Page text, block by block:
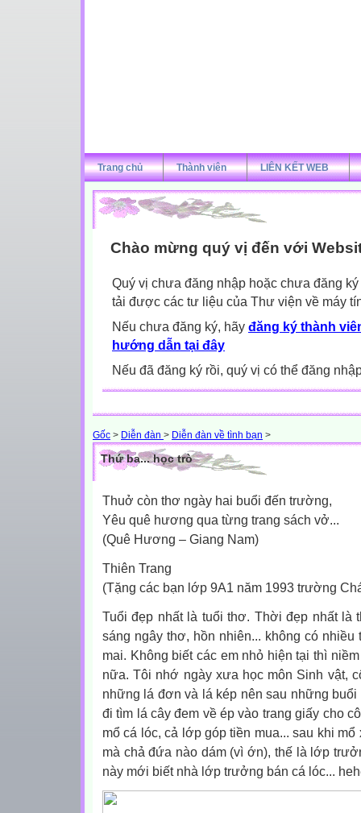
Trang chủ Thành viên LIÊN KẾT WEB
Chào mừng quý vị đến với
Quý vị chưa đăng nhập hoặc chưa đăng
tải được các tư liệu của Thư viện về máy
Nếu chưa đăng ký, hãy đăng ký thành
hướng dẫn tại đây
Nếu đã đăng ký rồi, quý vị có thể đăng
Gốc > Diễn đàn > Diễn đàn về tình bạn >
Thứ ba... học trò
Thuở còn thơ ngày hai buổi đến trường,
Yêu quê hương qua từng trang sách vở...
(Quê Hương – Giang Nam)
Thiên Trang
(Tặng các bạn lớp 9A1 năm 1993 trường
Tuổi đẹp nhất là tuổi thơ. Thời đẹp nhất là
sáng ngây thơ, hồn nhiên... không có nhiều
mai. Không biết các em nhỏ hiện tại thì
nữa. Tôi nhớ ngày xưa học môn Sinh vật,
những lá đơn và lá kép nên sau những
đi tìm lá cây đem về ép vào trang giấy cho
mổ cá lóc, cả lớp góp tiền mua... sau khi
mà chả đứa nào dám (vì ớn), thế là lớp
này mới biết nhà lớp trưởng bán cá lóc...